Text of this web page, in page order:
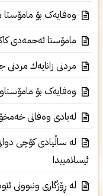
وەفایەک بۆ مامۆستا
مامۆستا ئەحمەدی
مردنی‌ زانایه‌ك مردنی‌
وەفایەک بۆ مامۆستاو
له‌یادی‌ وه‌فاتی‌
لە ساڵیادی کۆچی دوایی
ئیسلامییدا
له‌ ڕۆژگاری‌ ونبوونی‌